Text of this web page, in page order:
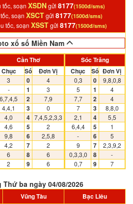
tốc, soạn XSDNgửi 8177(1500đ/sms)
soạn XSCTgửi 8177(1500đ/sms)
tốc, soạn XSSTgửi 8177(1500đ/sms)
xổ số Miền Nam
Cần Thơ
Chục
Số Đơn Vị
3 0
4
-
1
3
6,7,4,5
2
7,9
4,4,1
3
0
4,0
4 7,4,5,2,3,3
4,6
5
2
9,8
6
2,5,8
4,2
7
2
6
8
6
2
9 6
Sóc Trăng
Chục
Số Đơn Vị
0,3 0
9,8,0,8
5
1
4
7,7
2
4
7
3
8,8,0
2,1
4
5,5
6,4,4
5
1
-
6
5
9
7
2,3,9,2
0,3,3,0
8
-
0,7
9 7
ba ngày 04/08/2026
Vũng Tàu Bạc Liêu